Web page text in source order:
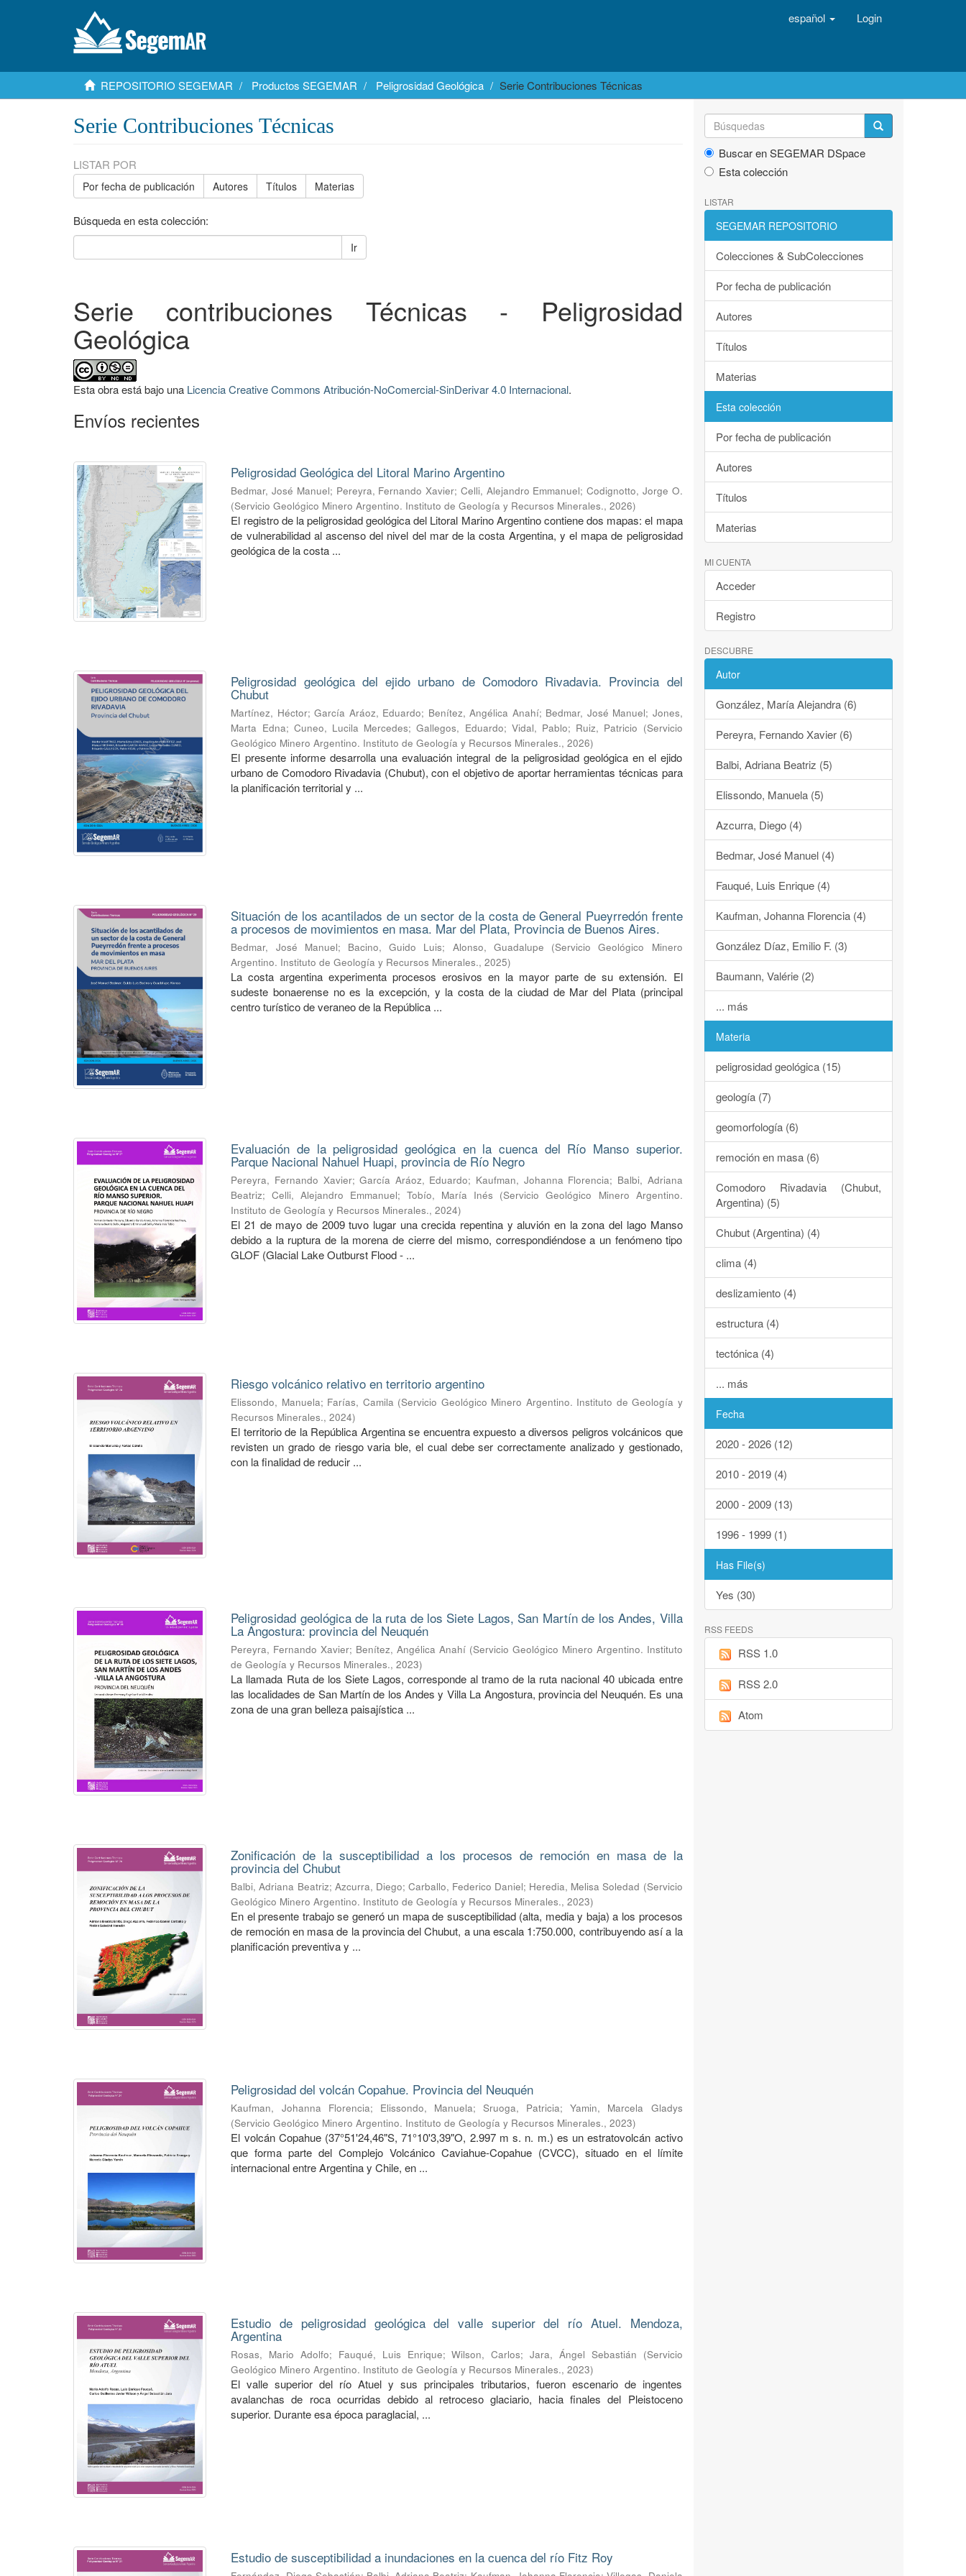
español Login
REPOSITORIO SEGEMAR Productos SEGEMAR Peligrosidad Geológica Serie Contribuciones Técnicas
Serie Contribuciones Técnicas
LISTAR POR
Por fecha de publicación Autores Títulos Materias
Búsqueda en esta colección:
Ir
Serie contribuciones Técnicas - Peligrosidad
Geológica
Esta obra está bajo una Licencia Creative Commons Atribución-NoComercial-SinDerivar 4.0 Internacional.
Envíos recientes
Peligrosidad Geológica del Litoral Marino Argentino
Bedmar, José Manuel; Pereyra, Fernando Xavier; Celli, Alejandro Emmanuel;Codignotto, Jorge O.
(Servicio Geológico Minero Argentino. Instituto de Geología y Recursos Minerales.,2026)
El registro de la peligrosidad geológica del Litoral Marino Argentino contiene dos mapas: el mapa
de vulnerabilidad al ascenso del nivel del mar de la costa Argentina, y el mapa de peligrosidad
geológica de la costa ...
Peligrosidad geológica del ejido urbano de Comodoro Rivadavia. Provincia del
Chubut
Martínez, Héctor;García Aráoz, Eduardo; Benítez, Angélica Anahí; Bedmar, José Manuel; Jones,
Marta Edna; Cuneo, Lucila Mercedes;Gallegos, Eduardo; Vidal, Pablo; Ruiz, Patricio (Servicio
Geológico Minero Argentino. Instituto de Geología y Recursos Minerales.,2026)
El presente informe desarrolla una evaluación integral de la peligrosidad geológica en el ejido
urbano de Comodoro Rivadavia (Chubut), con el objetivo de aportar herramientas técnicas para
la planificación territorial y ...
Situación de los acantilados de un sector de la costa de General Pueyrredón frente
a procesos de movimientos en masa. Mar del Plata, Provincia de Buenos Aires.
Bedmar, José Manuel; Bacino, Guido Luis; Alonso, Guadalupe (Servicio Geológico Minero
Argentino. Instituto de Geología y Recursos Minerales.,2025)
La costa argentina experimenta procesos erosivos en la mayor parte de su extensión. El
sudeste bonaerense no es la excepción, y la costa de la ciudad de Mar del Plata (principal
centro turístico de veraneo de la República ...
Evaluación de la peligrosidad geológica en la cuenca del Río Manso superior.
Parque Nacional Nahuel Huapi, provincia de Río Negro
Pereyra, Fernando Xavier;García Aráoz, Eduardo; Kaufman, Johanna Florencia; Balbi, Adriana
Beatriz;Celli, Alejandro Emmanuel;Tobío, María Inés (Servicio Geológico Minero Argentino.
Instituto de Geología y Recursos Minerales.,2024)
El 21 de mayo de 2009 tuvo lugar una crecida repentina y aluvión en la zona del lago Manso
debido a la ruptura de la morena de cierre del mismo, correspondiéndose a un fenómeno tipo
GLOF (Glacial Lake Outburst Flood - ...
Riesgo volcánico relativo en territorio argentino
Elissondo, Manuela; Farías, Camila (Servicio Geológico Minero Argentino. Instituto de Geología y
Recursos Minerales.,2024)
El territorio de la República Argentina se encuentra expuesto a diversos peligros volcánicos que
revisten un grado de riesgo varia ble, el cual debe ser correctamente analizado y gestionado,
con la finalidad de reducir ...
Peligrosidad geológica de la ruta de los Siete Lagos, San Martín de los Andes, Villa
La Angostura: provincia del Neuquén
Pereyra, Fernando Xavier; Benítez, Angélica Anahí (Servicio Geológico Minero Argentino. Instituto
de Geología y Recursos Minerales.,2023)
La llamada Ruta de los Siete Lagos, corresponde al tramo de la ruta nacional 40 ubicada entre
las localidades de San Martín de los Andes y Villa La Angostura, provincia del Neuquén. Es una
zona de una gran belleza paisajística ...
Zonificación de la susceptibilidad a los procesos de remoción en masa de la
provincia del Chubut
Balbi, Adriana Beatriz; Azcurra, Diego; Carballo, Federico Daniel; Heredia, Melisa Soledad (Servicio
Geológico Minero Argentino. Instituto de Geología y Recursos Minerales.,2023)
En el presente trabajo se generó un mapa de susceptibilidad (alta, media y baja) a los procesos
de remoción en masa de la provincia del Chubut, a una escala 1:750.000, contribuyendo así a la
planificación preventiva y ...
Peligrosidad del volcán Copahue. Provincia del Neuquén
Kaufman, Johanna Florencia; Elissondo, Manuela; Sruoga, Patricia;Yamin, Marcela Gladys
(Servicio Geológico Minero Argentino. Instituto de Geología y Recursos Minerales.,2023)
El volcán Copahue (37°51'24,46"S, 71°10'3,39"O, 2.997 m s. n. m.) es un estratovolcán activo
que forma parte del Complejo Volcánico Caviahue-Copahue (CVCC), situado en el límite
internacional entre Argentina y Chile, en ...
Estudio de peligrosidad geológica del valle superior del río Atuel. Mendoza,
Argentina
Rosas, Mario Adolfo; Fauqué, Luis Enrique;Wilson, Carlos;Jara, Ángel Sebastián (Servicio
Geológico Minero Argentino. Instituto de Geología y Recursos Minerales.,2023)
El valle superior del río Atuel y sus principales tributarios, fueron escenario de ingentes
avalanchas de roca ocurridas debido al retroceso glaciario, hacia finales del Pleistoceno
superior. Durante esa época paraglacial, ...
Estudio de susceptibilidad a inundaciones en la cuenca del río Fitz Roy
Buscar en SEGEMAR DSpace
Esta colección
LISTAR
SEGEMAR REPOSITORIO
Colecciones & SubColecciones
Por fecha de publicación
Autores
Títulos
Materias
Esta colección
Por fecha de publicación
Autores
Títulos
Materias
MI CUENTA
Acceder
Registro
DESCUBRE
Autor
González, María Alejandra (6)
Pereyra, Fernando Xavier (6)
Balbi, Adriana Beatriz (5)
Elissondo, Manuela (5)
Azcurra, Diego (4)
Bedmar, José Manuel (4)
Fauqué, Luis Enrique (4)
Kaufman, Johanna Florencia (4)
González Díaz, Emilio F. (3)
Baumann, Valérie (2)
... más
Materia
peligrosidad geológica (15)
geología (7)
geomorfología (6)
remoción en masa (6)
Comodoro Rivadavia (Chubut,
Argentina) (5)
Chubut (Argentina) (4)
clima (4)
deslizamiento (4)
estructura (4)
tectónica (4)
... más
Fecha
2020 - 2026 (12)
2010 - 2019 (4)
2000 - 2009 (13)
1996 - 1999 (1)
Has File(s)
Yes (30)
RSS FEEDS
RSS 1.0
RSS 2.0
Atom